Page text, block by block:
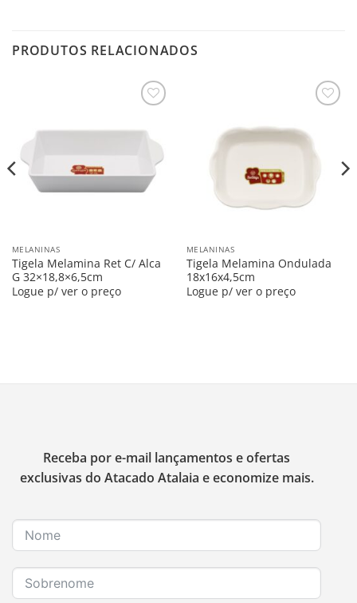
PRODUTOS RELACIONADOS
na
Lista
MELANINAS
Tigela Melamina Ret C/ Alca
G 32×18,8×6,5cm
Logue p/ ver o preço
MELANINAS
Tigela Melamina Ondulada
18x16x4,5cm
Logue p/ ver o preço
Receba por e-mail lançamentos e ofertas
exclusivas do Atacado Atalaia e economize mais.